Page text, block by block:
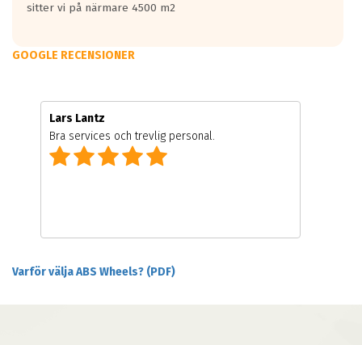
sitter vi på närmare 4500 m2
GOOGLE RECENSIONER
Lars Lantz
Bra services och trevlig personal.
Varför välja ABS Wheels? (PDF)